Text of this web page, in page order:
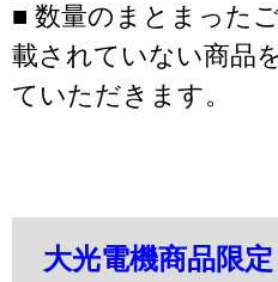
■ 数量のまとまった
載されていない商品
ていただきます。
大光電機商品限